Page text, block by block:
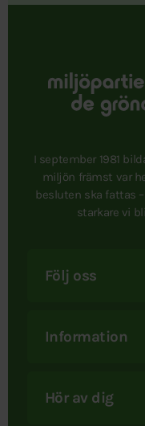
I september 1981
miljön främst var
besluten ska fattas
starkare vi
Följ oss
Information
Hör av dig